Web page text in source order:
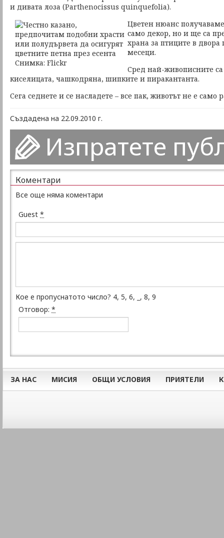
и дивата лоза (Parthenocissus quinquefolia).
Цветен нюанс
само декор, но и ще са
храна за птиците в двора
месеци.
Сред най-живописните
киселицата, чашкодряна, шипките и пиракантанта.
Сега седнете и се насладете – все пак, животът не е само
Създадена на 22.09.2010 г.
Изпратете
Коментари
Все още няма коментари
Guest *
Кое е пропуснатото число? 4, 5, 6, _, 8, 9
Отговор: *
ЗА НАС МИСИЯ ОБЩИ УСЛОВИЯ ПРИЯТЕЛИ